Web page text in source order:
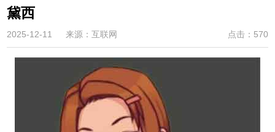
黛西
2025-12-11 来源：互联网 点击：570